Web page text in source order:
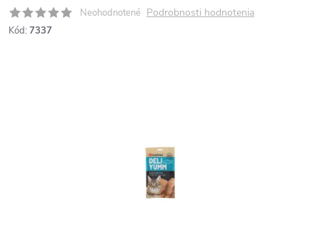
Neohodnotené Podrobnosti hodnotenia
Kód: 7337